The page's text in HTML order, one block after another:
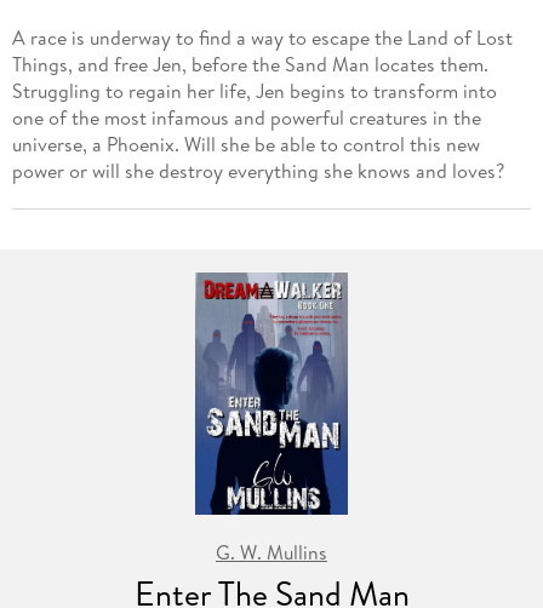
A race is underway to find a way to escape the Land of Lost
Things, and free Jen, before the Sand Man locates them.
Struggling to regain her life, Jen begins to transform into
one of the most infamous and powerful creatures in the
universe, a Phoenix. Will she be able to control this new
power or will she destroy everything she knows and loves?
G. W. Mullins
Enter The Sand Man